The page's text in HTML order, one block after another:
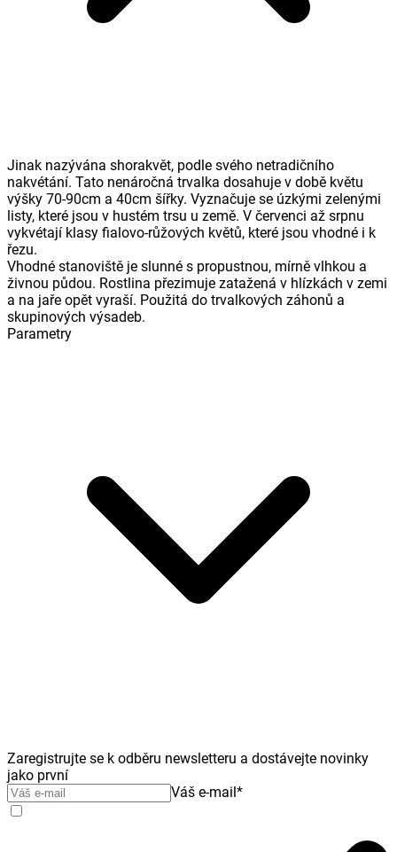
Jinak nazývána shorakvět, podle svého netradičního
nakvétání. Tato nenáročná trvalka dosahuje v době květu
výšky 70-90cm a 40cm šířky. Vyznačuje se úzkými zelenými
listy, které jsou v hustém trsu u země. V červenci až srpnu
vykvétají klasy fialovo-růžových květů, které jsou vhodné i k
řezu.
Vhodné stanoviště je slunné s propustnou, mírně vlhkou a
živnou půdou. Rostlina přezimuje zatažená v hlízkách v zemi
a na jaře opět vyraší. Použitá do trvalkových záhonů a
skupinových výsadeb.
Parametry
Zaregistrujte se k odběru newsletteru a dostávejte novinky
jako první
Váš e-mail*